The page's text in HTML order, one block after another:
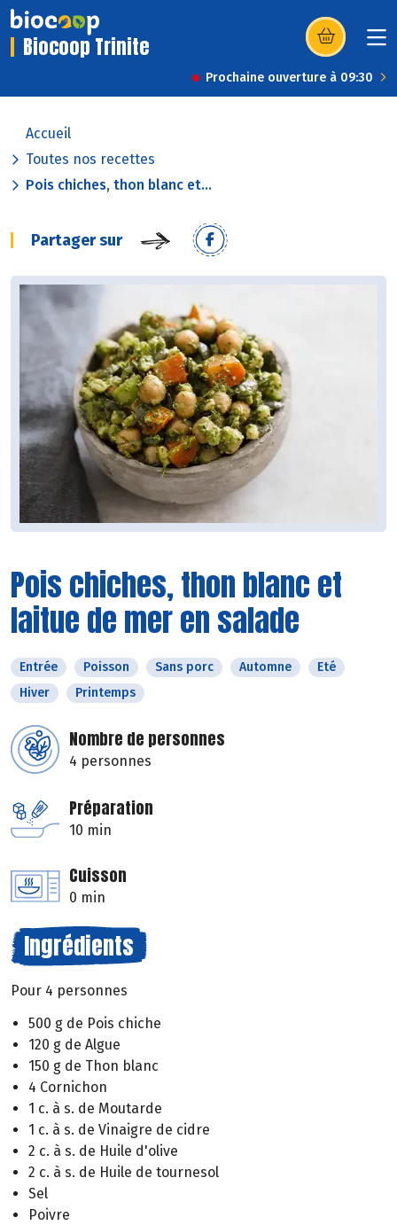
Biocoop Trinite (s’ouvre dans
Prochaine ouverture à 09:30
Accueil
Toutes nos recettes
Pois chiches, thon blanc et...
Partager sur
Pois chiches, thon blanc et
laitue de mer en salade
Entrée Poisson Sans porc Automne
Eté
Hiver
Printemps
Nombre de personnes
4 personnes
Préparation
10 min
Cuisson
0 min
Ingrédients
Pour 4 personnes
500 g de Pois chiche
120 g de Algue
150 g de Thon blanc
4 Cornichon
1 c. à s. de Moutarde
1 c. à s. de Vinaigre de cidre
2 c. à s. de Huile d'olive
2 c. à s. de Huile de tournesol
Sel
Poivre